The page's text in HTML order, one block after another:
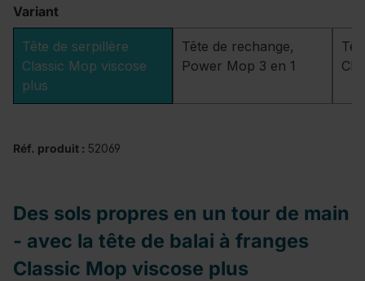
Variant
Tête de serpillère
Classic Mop viscose
plus
Tête de rechange,
Power Mop 3 en 1
Réf. produit : 52069
Des sols propres en un tour de main
- avec la tête de balai à franges
Classic Mop viscose plus